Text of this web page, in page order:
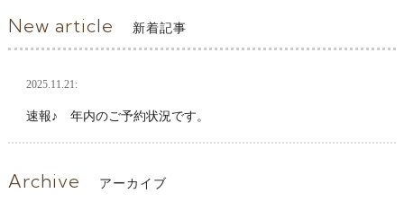
New article 新着記事
2025.11.21:
速報♪ 年内のご予約状況です。
Archive アーカイブ